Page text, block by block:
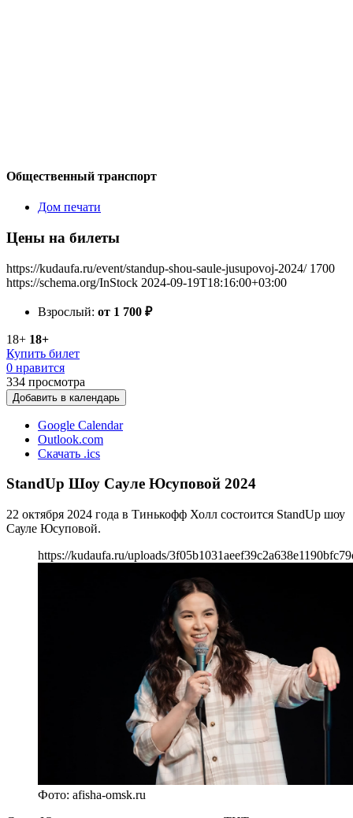
Общественный транспорт
Дом печати
Цены на билеты
https://kudaufa.ru/event/standup-shou-saule-jusupovoj-2024/ 1700
https://schema.org/InStock 2024-09-19T18:16:00+03:00
Взрослый: от 1 700 ₽
18+ 18+
Купить билет
0 нравится
334 просмотра
Добавить в календарь
Google Calendar
Outlook.com
Скачать .ics
StandUp Шоу Сауле Юсуповой 2024
22 октября 2024 года в Тинькофф Холл состоится StandUp шоу
Сауле Юсуповой.
https://kudaufa.ru/uploads/
Фото: afisha-omsk.ru